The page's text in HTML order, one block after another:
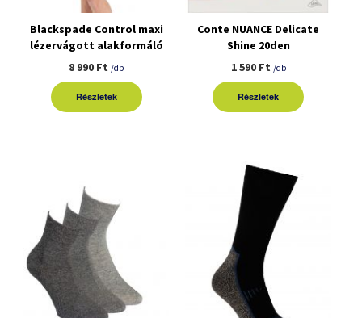
Blackspade Control maxi
lézervágott alakformáló
fehérnemű
8 990 Ft /db
Részletek
Conte NUANCE Delicate
Shine 20den
harisnyanadrág
1 590 Ft /db
Részletek